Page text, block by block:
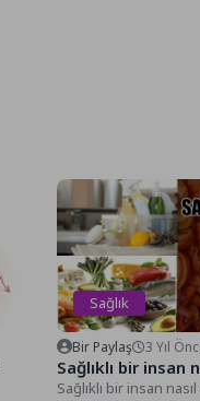
Sağlık
Bir Paylaş 3 Yıl
Sağlıklı bir insan
Sağlıklı bir insan